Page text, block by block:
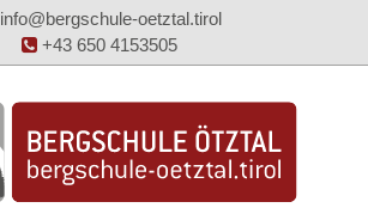
info@bergschule-oetztal.tirol
+43 650 4153505